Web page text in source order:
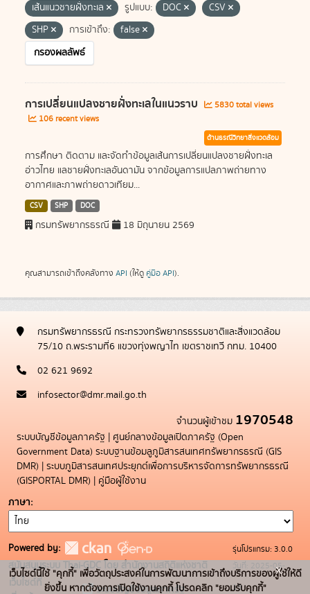
เส้นแนวชายฝั่งทะเล
รูปแบบ: DOC
CSV
SHP
การเข้าถึง:
false
กรองผลลัพธ์
การเปลี่ยนแปลงชายฝั่งทะเลในแนวราบ
5830 total views
106 recent views
ด้านธรณีวิทยาสิ่งแวดล้อม
การศึกษา ติดตาม และจัดทำข้อมูลเส้นการเปลี่ยนแปลงชายฝั่งทะเล
อ่าวไทย แลชายฝั่งทะเลอันดามัน จากข้อมูลการแปลภาพถ่ายทาง
อากาศและภาพถ่ายดาวเทียม...
CSV SHP DOC
กรมทรัพยากรธรณี 18 มิถุนายน 2569
คุณสามารถเข้าถึงคลังทาง API (ให้ดู คู่มือ API).
กรมทรัพยากรธรณี กระทรวงทรัพยากรธรรมชาติและสิ่งแวดล้อม
75/10 ถ.พระรามที่6 แขวงทุ่งพญาไท เขตราชเทวี กทม. 10400
02 621 9692
infosector@dmr.mail.go.th
จำนวนผู้เข้าชม 1970548
ระบบบัญชีข้อมูลภาครัฐ | ศูนย์กลางข้อมูลเปิดภาครัฐ (Open
Government Data) ระบบฐานข้อมลูภูมิสารสนเทศทรัพยากรธรณี (GIS
DMR) | ระบบภูมิสารสนเทศประยุกต์เพื่อการบริหารจัดการทรัพยากรธรณี
(GISPORTAL DMR) | คู่มือผู้ใช้งาน
ภาษา
Powered by:
สนับสนุนระบบ Thai-GDC โดย สำนักงานสถิติแห่งชาติ
เว็บไซต์ที่
ระบบบัญชีข้อมูลภาครัฐ
รุ่นโปรแกรม: 3.0.0
วันที่: 2025-05-
19
เว็บไซต์นี้ใช้ "คุกกี้" เพื่อวัตถุประสงค์ในการพัฒนาการเข้าถึงบริการของผู้ใช้ให้ดี
ยิ่งขึ้น หากต้องการเปิดใช้งานคุกกี้ โปรดคลิก "ยอมรับคุกกี้"
x